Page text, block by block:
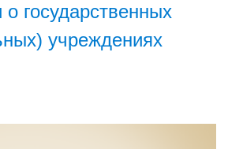
государственных
учреждениях